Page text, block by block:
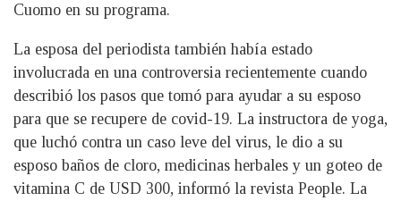
Cuomo en su programa.
La esposa del periodista también había estado
involucrada en una controversia recientemente cuando
describió los pasos que tomó para ayudar a su esposo
para que se recupere de covid-19. La instructora de yoga,
que luchó contra un caso leve del virus, le dio a su
esposo baños de cloro, medicinas herbales y un goteo de
vitamina C de USD 300, informó la revista People. La